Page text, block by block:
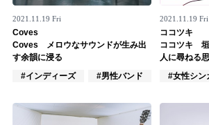
2021.11.19 Fri
Coves
Coves メロウなサウンドが生み出
す余韻に浸る
#インディーズ
#男性バンド #ロック
2021.11.19 Fri
ココツキ
ココツキ 垣
人に尋ねる
#女性シン